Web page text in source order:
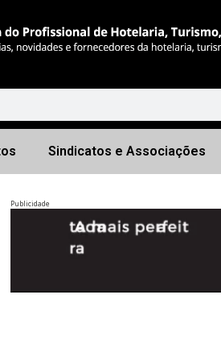
Sindicatos e Associações
Publicidade